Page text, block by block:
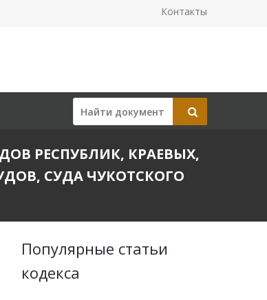
Контакты
РЕСПУБЛИК, КРАЕВЫХ,
СУДА ЧУКОТСКОГО
Популярные статьи
кодекса